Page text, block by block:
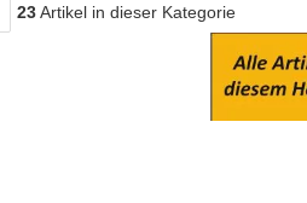
23Artikel in dieser Kategorie